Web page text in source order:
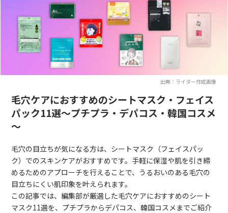
出典：ライター作成画像
毛穴ケアにおすすめのシートマスク・フェイス
パック11選～プチプラ・デパコス・韓国コスメ
～
毛穴の目立ちが気になる方は、シートマスク（フェイスパッ
ク）でのスキンケアがおすすめです。手軽に保湿や肌を引き締
めるためのアプローチを行えることで、うるおいのある毛穴の
目立ちにくい肌印象を叶えられます。
この記事では、編集部が厳選した毛穴ケアにおすすめのシート
マスク11選を、プチプラからデパコス、韓国コスメまでご紹介